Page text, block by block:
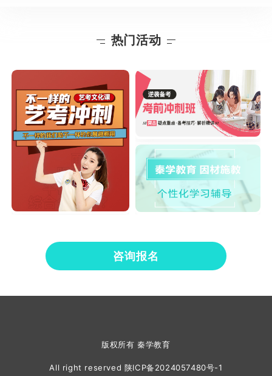
热门活动
咨询报名
版权所有 秦学教育
All right reserved 陕ICP备2024057480号-1